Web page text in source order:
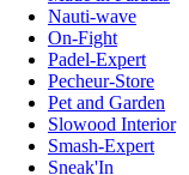
Nauti-wave
On-Fight
Padel-Expert
Pecheur-Store
Pet and Garden
Slowood Interior
Smash-Expert
Sneak'In